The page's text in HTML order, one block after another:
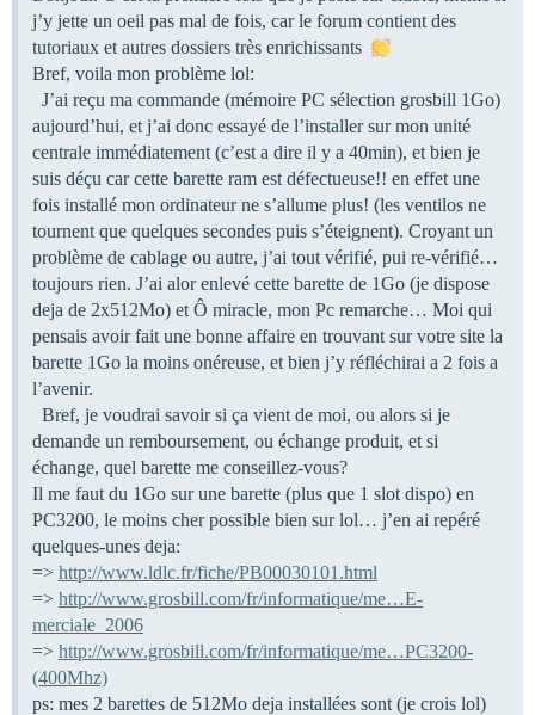
j’y jette un oeil pas mal de fois, car le forum contient des
tutoriaux et autres dossiers très enrichissants
Bref, voila mon problème lol:
J’ai reçu ma commande (mémoire PC sélection grosbill 1Go)
aujourd’hui, et j’ai donc essayé de l’installer sur mon unité
centrale immédiatement (c’est a dire il y a 40min), et bien je
suis déçu car cette barette ram est défectueuse!! en effet une
fois installé mon ordinateur ne s’allume plus! (les ventilos ne
tournent que quelques secondes puis s’éteignent). Croyant un
problème de cablage ou autre, j’ai tout vérifié, pui re-vérifié…
toujours rien. J’ai alor enlevé cette barette de 1Go (je dispose
deja de 2x512Mo) et Ô miracle, mon Pc remarche… Moi qui
pensais avoir fait une bonne affaire en trouvant sur votre site la
barette 1Go la moins onéreuse, et bien j’y réfléchirai a 2 fois a
l’avenir.
Bref, je voudrai savoir si ça vient de moi, ou alors si je
demande un remboursement, ou échange produit, et si
échange, quel barette me conseillez-vous?
Il me faut du 1Go sur une barette (plus que 1 slot dispo) en
PC3200, le moins cher possible bien sur lol… j’en ai repéré
quelques-unes deja:
=> http://www.ldlc.fr/fiche/PB00030101.html
=> http://www.grosbill.com/fr/informatique/me…E-
merciale_2006
=> http://www.grosbill.com/fr/informatique/me…PC3200-
(400Mhz)
ps: mes 2 barettes de 512Mo deja installées sont (je crois lol)